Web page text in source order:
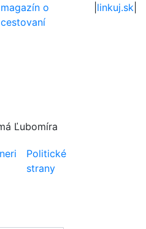
magazín o
cestovaní
linkuj.sk|
Ľubomíra
Politické
strany